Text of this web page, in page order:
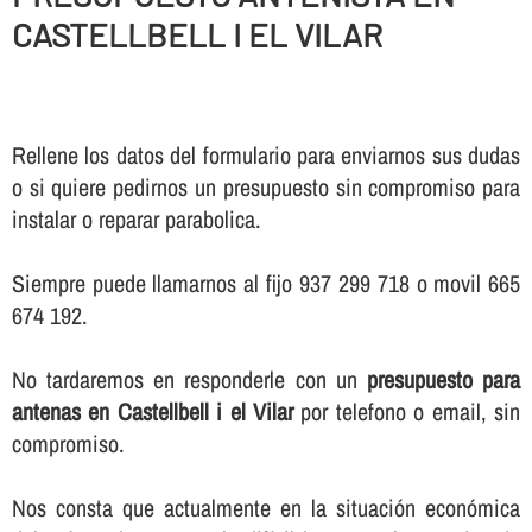
CASTELLBELL I EL VILAR
Rellene los datos del formulario para enviarnos sus dudas
o si quiere pedirnos un presupuesto sin compromiso para
instalar o reparar parabolica.
Siempre puede llamarnos al fijo 937 299 718 o movil 665
674 192.
No tardaremos en responderle con un presupuesto para
antenas en Castellbell i el Vilarpor telefono o email, sin
compromiso.
Nos consta que actualmente en la situación económica